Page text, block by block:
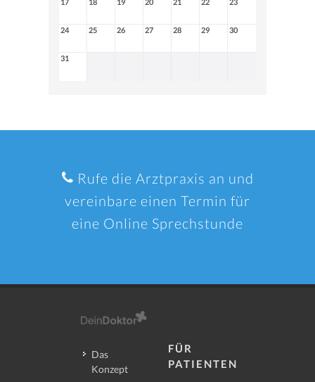
17 18 19 20 21 22 23
24 25 26 27 28 29 30
31
Rufe die Arztpraxis an und
vereinbare einen Termin für
eine Online Sprechstunde
Das
Konzept
FÜR
PATIENTEN